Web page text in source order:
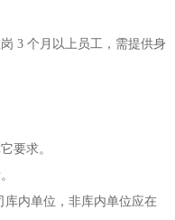
3 个月以上员工，需提供身
要求。
库内单位，非库内单位应在